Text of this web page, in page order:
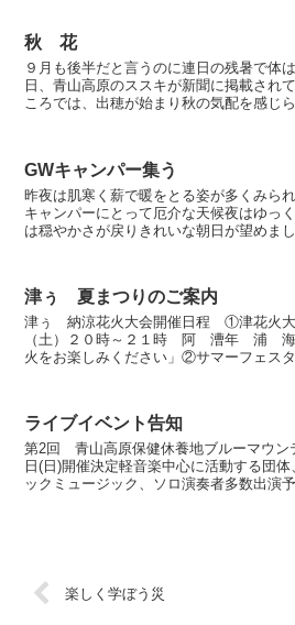
秋 花
９月も後半だと言うのに連日の残暑で
日、青山高原のススキが新聞に掲載され
ころでは、出穂が始まり秋の気配を感じ
GWキャンパー集う
昨夜は肌寒く薪で暖をとる姿が多くみら
キャンパーにとって厄介な天候夜はゆっ
は穏やかさが戻りきれいな朝日が望めま
津ぅ 夏まつりのご案内
津ぅ 納涼花火大会開催日程 ①津花火
（土）２０時～２１時 阿 漕年 浦
火をお楽しみください」②サマーフェス
ライブイベント告知
第2回 青山高原保健休養地ブルーマウン
日(日)開催決定軽音楽中心に活動する団
ックミュージック、ソロ演奏者多数出演
楽しく学ぼう災